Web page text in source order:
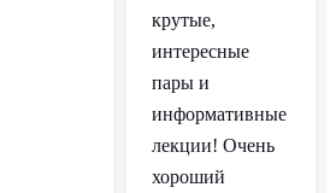
крутые,
интересные
пары и
информативные
лекции! Очень
хороший